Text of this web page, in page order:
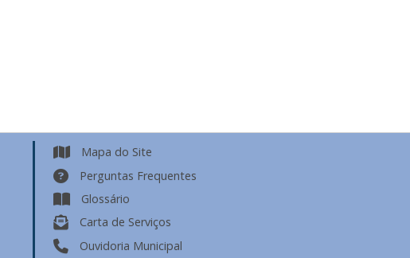
Mapa do Site
Perguntas Frequentes
Glossário
Carta de Serviços
Ouvidoria Municipal